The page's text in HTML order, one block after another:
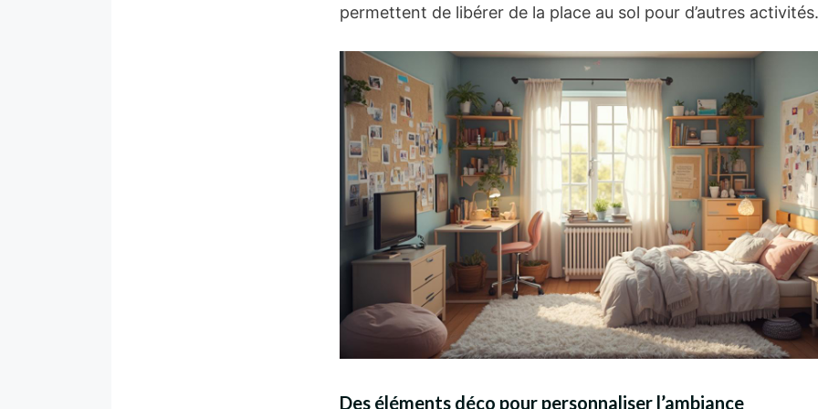
permettent de libérer de la place au sol pour d’autres activités.
Des éléments déco pour personnaliser l’ambiance